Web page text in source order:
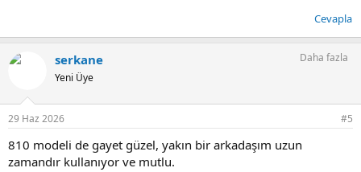
Cevapla
serkane
Yeni Üye
Daha fazla
29 Haz 2026 #5
810 modeli de gayet güzel, yakın bir arkadaşım uzun
zamandır kullanıyor ve mutlu.